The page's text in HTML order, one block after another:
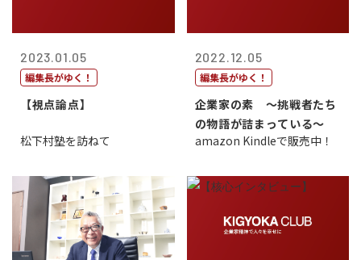
2023.01.05
編集長がゆく！
【視点論点】
松下村塾を訪ねて
2022.12.05
編集長がゆく！
企業家の素 〜挑戦者たち
の物語が詰まっている〜
amazon Kindleで販売中！